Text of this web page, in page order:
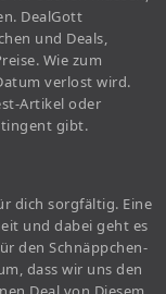
DealGott
und Deals,
Wie zum
verlost wird.
Artikel oder
gibt.
dich sorgfältig. Eine
und dabei geht es
den Schnäppchen-
dass wir uns den